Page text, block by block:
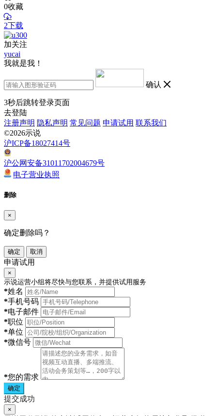
0收藏
2下载
加关注
yucai
我就是我！
确认
3秒后跳转登录页面
去登陆
注册声明 隐私声明 常见问题 申请试用 联系我们
©2026示说
沪ICP备18027414号
沪公网安备31011702004679号
电子营业执照
删除
×
确定删除吗？
确定 取消
申请试用
×
示说运营小组将尽快与您联系，并提供试用服务
*姓名
*手机号码
*电子邮件
*职位
*单位
*微信号
*您的需求
确定
提交成功
×